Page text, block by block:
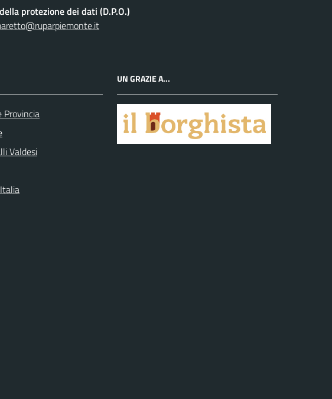
protezione dei dati (D.P.O.)
Provincia
Valdesi
UN GRAZIE A...